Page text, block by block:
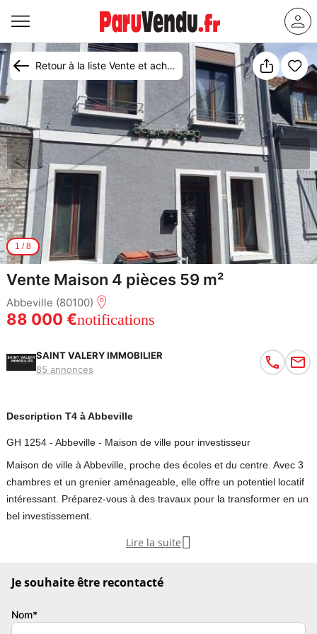
Retour à la liste Vente et achat maison Abbeville
1 /8
Vente Maison 4 pièces 59 m²
Abbeville (80100)
88 000 €notifications
SAINT VALERY IMMOBILIER
85 annonces
Description T4 à Abbeville
GH 1254 - Abbeville - Maison de ville pour investisseur
Maison de ville à Abbeville, proche des écoles et du centre. Avec 3
chambres et un grenier aménageable, elle offre un potentiel locatif
intéressant. Préparez-vous à des travaux pour la transformer en un
bel investissement.
Proche des collèges, lycées et centre ville.
La maison d'environ 60 M2, se compose au rez de chaussée d'une
Lire la suite
Je souhaite être recontacté
Nom*